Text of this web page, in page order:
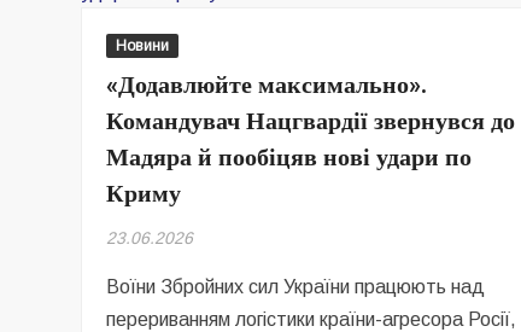
Новини
«Додавлюйте максимально».
Командувач Нацгвардії звернувся до
Мадяра й пообіцяв нові удари по
Криму
23.06.2026
Воїни Збройних сил України працюють над
перериванням логістики країни-агресора Росії,